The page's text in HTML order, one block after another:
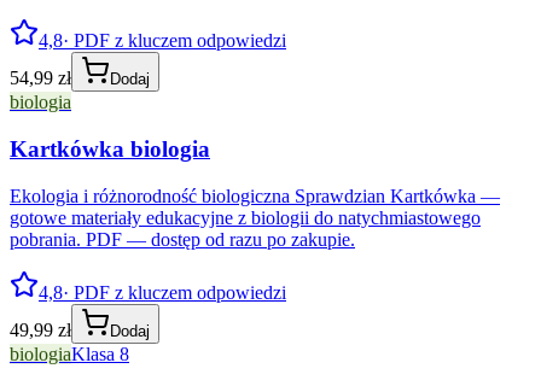
4,8· PDF z kluczem odpowiedzi
54,99 zł
Dodaj
biologia
Kartkówka biologia
Ekologia i różnorodność biologiczna Sprawdzian Kartkówka —
gotowe materiały edukacyjne z biologii do natychmiastowego
pobrania. PDF — dostęp od razu po zakupie.
4,8· PDF z kluczem odpowiedzi
49,99 zł
Dodaj
biologiaKlasa 8